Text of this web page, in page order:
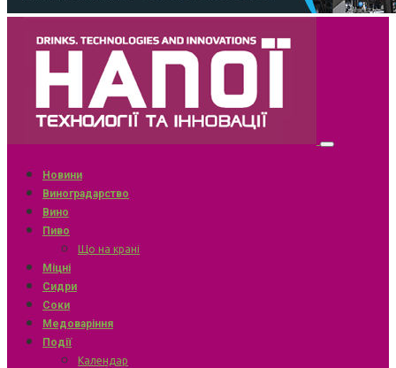
Новини
Виноградарство
Вино
Пиво
Що на крані
Міцні
Сидри
Соки
Медоваріння
Події
Календар